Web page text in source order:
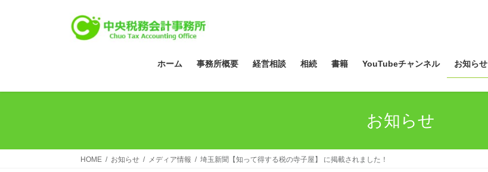
ス
ン
ホーム 事務所概要 経営相談 相続 書籍 YouTubeチャンネル お知らせ
お知らせ
HOME お知らせ メディア情報 埼玉新聞【知って得する税の寺子屋】 に掲載されました！